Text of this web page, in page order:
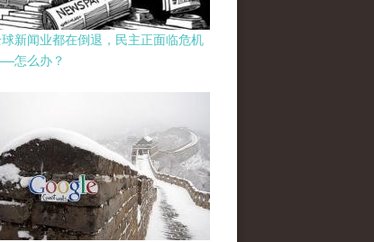
新闻业都在倒退，民主正面临危机
怎么办？